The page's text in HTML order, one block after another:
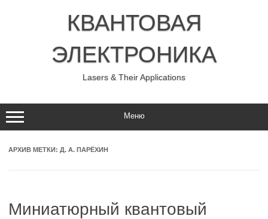
КВАНТОВАЯ
ЭЛЕКТРОНИКА
Lasers & Their Applications
Меню
АРХИВ МЕТКИ: Д. А. ПАРЁХИН
Миниатюрный квантовый